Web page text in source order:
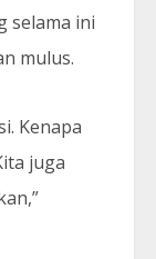
selama ini
mulus.
Kenapa
juga